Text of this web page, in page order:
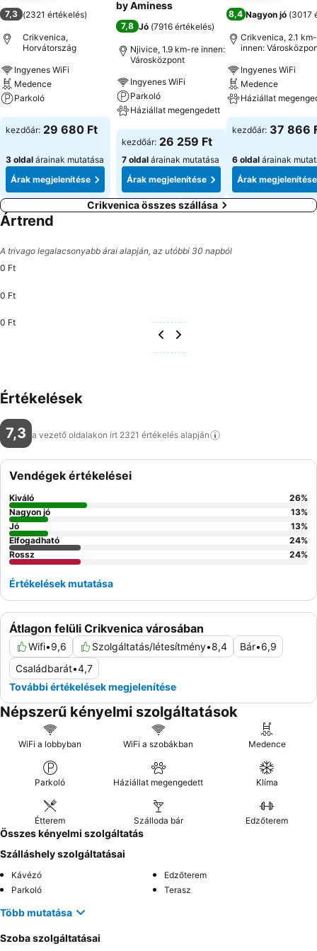
7,3 (2321 értékelés)
Crikvenica,
Horvátország
Ingyenes WiFi
Medence
Parkoló
Árak megjelenítése
kezdőár: 29 680 Ft
3 oldal árainak mutatása
Árak megjelenítése
by Aminess
7,8 Jó (7916 értékelés)
Njivice, 1.9 km-re innen:
Városközpont
Ingyenes WiFi
Parkoló
Háziállat megengedett
Árak megjelenítése
kezdőár: 26 259 Ft
7 oldal árainak mutatása
Árak megjelenítése
8,4 Nagyon jó (3017
Crikvenica, 2.1
innen:
Ingyenes WiFi
Medence
Háziállat
Árak
kezdőár: 37 866
6 oldal árainak
Árak megjelenítése
Crikvenica összes szállása
Ártrend
A trivago legalacsonyabb árai alapján, az utóbbi 30 napból
0 Ft
0 Ft
0 Ft
Értékelések
7,3 a vezető oldalakon írt 2321 értékelés alapján
Átlagon felüli Crikvenica városában
Wifi•9,6 Szolgáltatás/létesítmény•8,4 Bár•6,9
Családbarát•4,7
További értékelések megjelenítése
Vendégek értékelései
Kiváló 26%
Nagyon jó
13%
Jó
13%
Elfogadható
24%
Rossz
24%
Értékelések mutatása
Népszerű kényelmi szolgáltatások
WiFi a lobbyban WiFi a szobákban Medence
Parkoló Háziállat megengedett Klíma
Étterem Szálloda bár Edzőterem
Összes kényelmi szolgáltatás
Szálláshely szolgáltatásai
Kávézó
Edzőterem
Parkoló
Terasz
Több mutatása
Szoba szolgáltatásai